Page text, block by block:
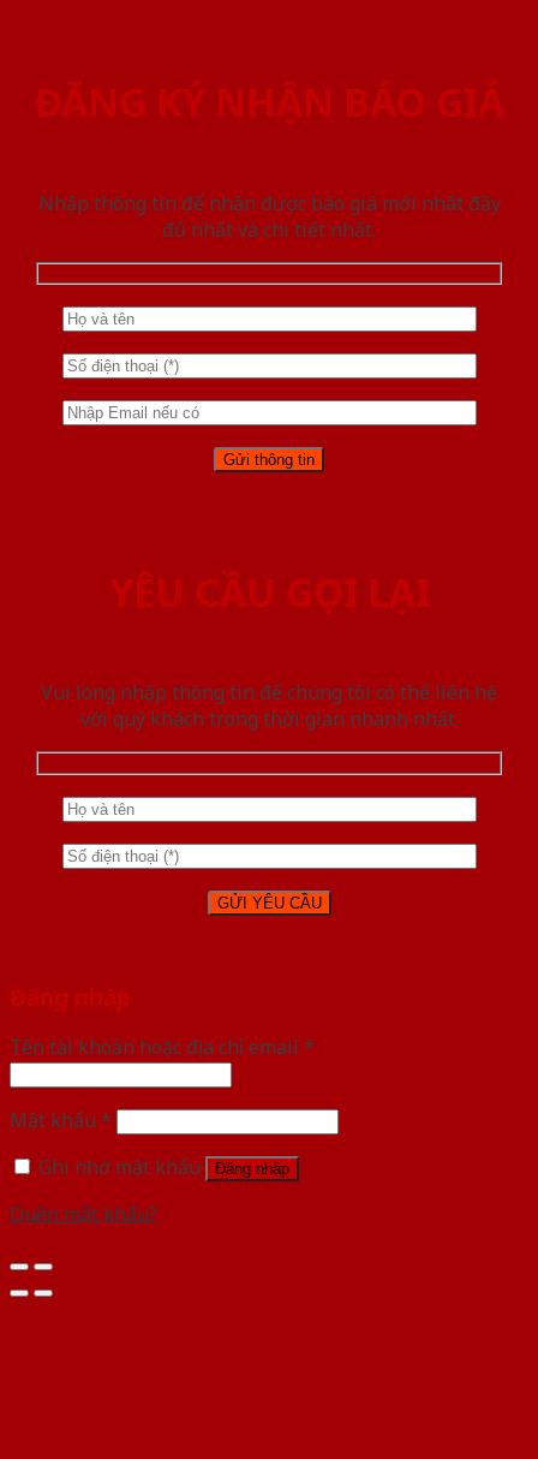
ĐĂNG KÝ NHẬN BÁO GIÁ
Nhập thông tin để nhận được báo giá mới nhât đầy
đủ nhất và chi tiết nhất.
YÊU CẦU GỌI LẠI
Vui lòng nhập thông tin để chúng tôi có thể liên hệ
với quý khách trong thời gian nhanh nhất.
Đăng nhập
Tên tài khoản hoặc địa chỉ email *
Mật khẩu *
Ghi nhớ mật khẩu
Đăng nhập
Quên mật khẩu?